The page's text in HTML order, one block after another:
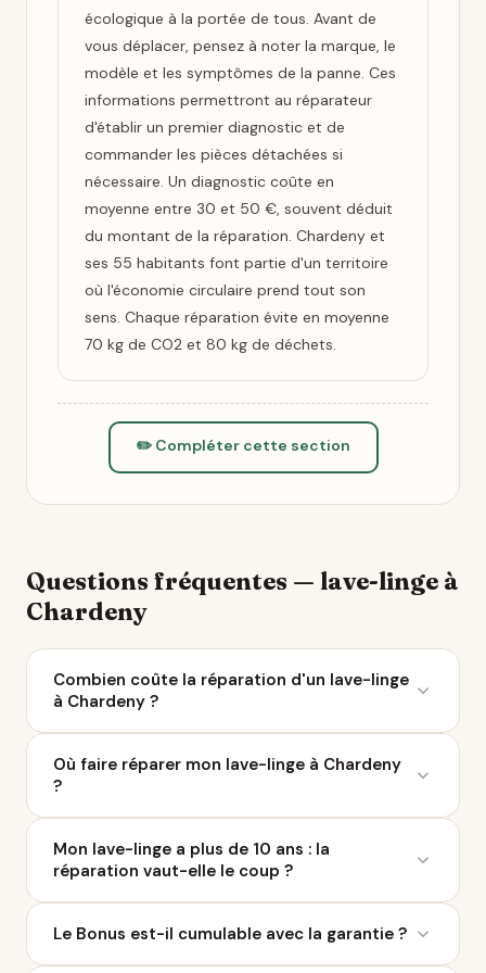
écologique à la portée de tous. Avant de
vous déplacer, pensez à noter la marque, le
modèle et les symptômes de la panne. Ces
informations permettront au réparateur
d'établir un premier diagnostic et de
commander les pièces détachées si
nécessaire. Un diagnostic coûte en
moyenne entre 30 et 50 €, souvent déduit
du montant de la réparation. Chardeny et
ses 55 habitants font partie d'un territoire
où l'économie circulaire prend tout son
sens. Chaque réparation évite en moyenne
70 kg de CO2 et 80 kg de déchets.
✏️ Compléter cette section
Questions fréquentes — lave-linge à
Chardeny
Combien coûte la réparation d'un lave-linge
à Chardeny ?
entre 50 et 200 € selon la panne. À Chardeny, 3
réparateurs sont référencés sur Ça Repart. Avec le
Bonus Réparation, vous économisez jusqu'à 0 €
chez un professionnel labellisé QualiRépar.
Où faire réparer mon lave-linge à Chardeny
?
Chardeny et dans un rayon de 10 km. Parcourez la
liste ci-dessus pour comparer les avis Google, les
labels QualiRépar, et contacter le professionnel le
plus proche.
Mon lave-linge a plus de 10 ans : la
réparation vaut-elle le coup ?
neuf, elle est généralement rentable. Un réparateur
de Chardeny peut vous donner un avis honnête
Le Bonus est-il cumulable avec la garantie ?